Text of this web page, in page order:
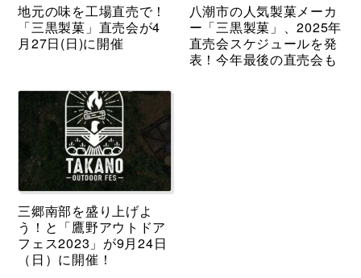
地元の味を工場直売で！
「三黒製菓」直売会が4
月27日(日)に開催
八潮市の人気製菓メーカ
ー「三黒製菓」、2025年
直売会スケジュールを発
表！今年最後の直売会も
三郷南部を盛り上げよ
う！と「鷹野アウトドア
フェス2023」が9月24日
（日）に開催！